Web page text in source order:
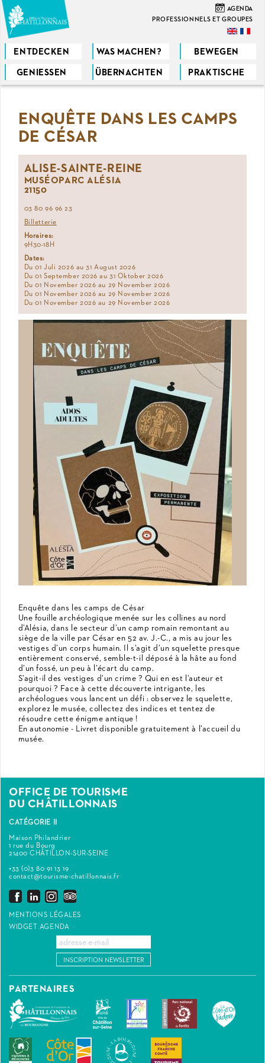
Direkt
zum
Inhalt
07 AGENDA
PROFESSIONNELS ET GROUPES
ENTDECKEN WAS MACHEN? BEWEGEN
GENIESSEN ÜBERNACHTEN PRAKTISCHE
Sie
hierENQUÊTE DANS LES CAMPS
DE CÉSAR
ALISE-SAINTE-REINE
MUSÉOPARC ALÉSIA
21150
03 80 96 96 23
Billetterie
Horaires:
9H30-18H
Dates:
Du 01 Juli 2026 au 31 August 2026
Du 01 September 2026 au 31 Oktober 2026
Du 01 November 2026 au 29 November 2026
Du 01 November 2026 au 29 November 2026
Du 01 November 2026 au 29 November 2026
Enquête dans les camps de César
Une fouille archéologique menée sur les collines au nord
d’Alésia, dans le secteur d’un camp romain remontant au
siège de la ville par César en 52 av. J.-C., a mis au jour les
vestiges d’un corps humain. Il s’agit d’un squelette presque
entièrement conservé, semble-t-il déposé à la hâte au fond
d’un fossé, un peu à l’écart du camp.
S’agit-il des vestiges d’un crime ? Qui en est l’auteur et
pourquoi ? Face à cette découverte intrigante, les
archéologues vous lancent un défi : observez le squelette,
explorez le musée, collectez des indices et tentez de
résoudre cette énigme antique !
En autonomie - Livret disponible gratuitement à l’accueil du
musée.
OFFICE DE TOURISME
DU CHÂTILLONNAIS
CATÉGORIE II
Maison Philandrier
1 rue du Bourg
21400 CHÂTILLON-SUR-SEINE
+33 (0)3 80 91 13 19
contact@tourisme-chatillonnais.fr
MENTIONS LÉGALES
WIDGET AGENDA
INSCRIPTION NEWSLETTER
PARTENAIRES